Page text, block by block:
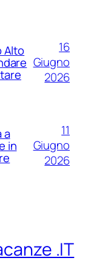
Alto
16
Giugno
2026
a
in
11
Giugno
2026
.IT